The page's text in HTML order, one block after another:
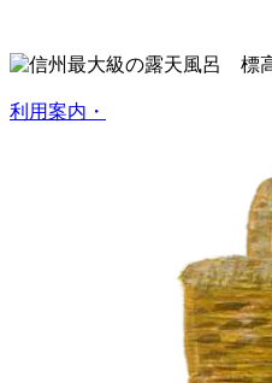
利用案内 ・